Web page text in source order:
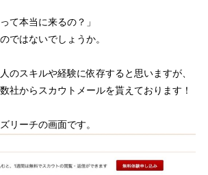
て本当に来るの？ 」
ではないでしょうか。
のスキルや経験に依存すると思いますが、
社からスカウトメールを貰えております！
リーチの画面です。